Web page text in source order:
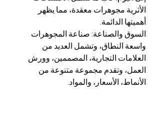
الأثرية مجوهرات معقدة، مما يظهر
أهميتها الدائمة.
السوق والصناعة: صناعة المجوهرات
واسعة النطاق، وتشمل العديد من
العلامات التجارية، المصممين، وورش
العمل، وتقدم مجموعة متنوعة من
الأنماط، الأسعار، والمواد.